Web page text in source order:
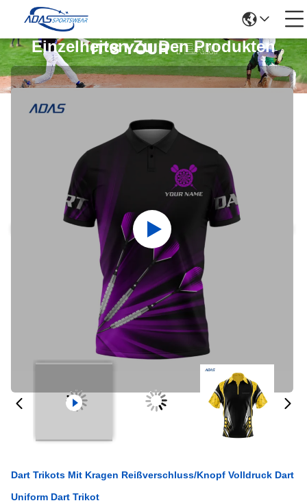
Einzelheiten Zu Den Produkten
Dart Trikots Mit Kragen Reißverschluss/Knopf Volldruck Dart
Uniform Dart Trikot